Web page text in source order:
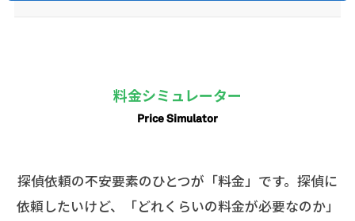
料金シミュレーター
Price Simulator
探偵依頼の不安要素のひとつが「料金」です。探偵に
依頼したいけど、「どれくらいの料金が必要なのか」